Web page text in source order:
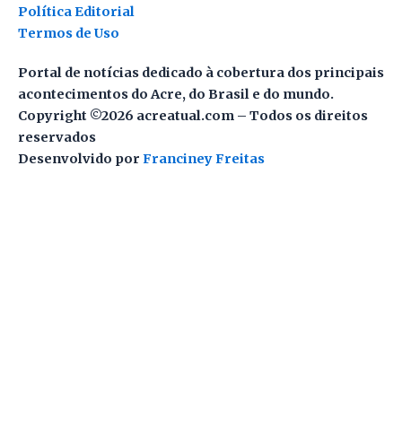
Política Editorial
Termos de Uso
Portal de notícias dedicado à cobertura dos principais
acontecimentos do Acre, do Brasil e do mundo.
Copyright ©2026 acreatual.com – Todos os direitos
reservados
Desenvolvido por Franciney Freitas